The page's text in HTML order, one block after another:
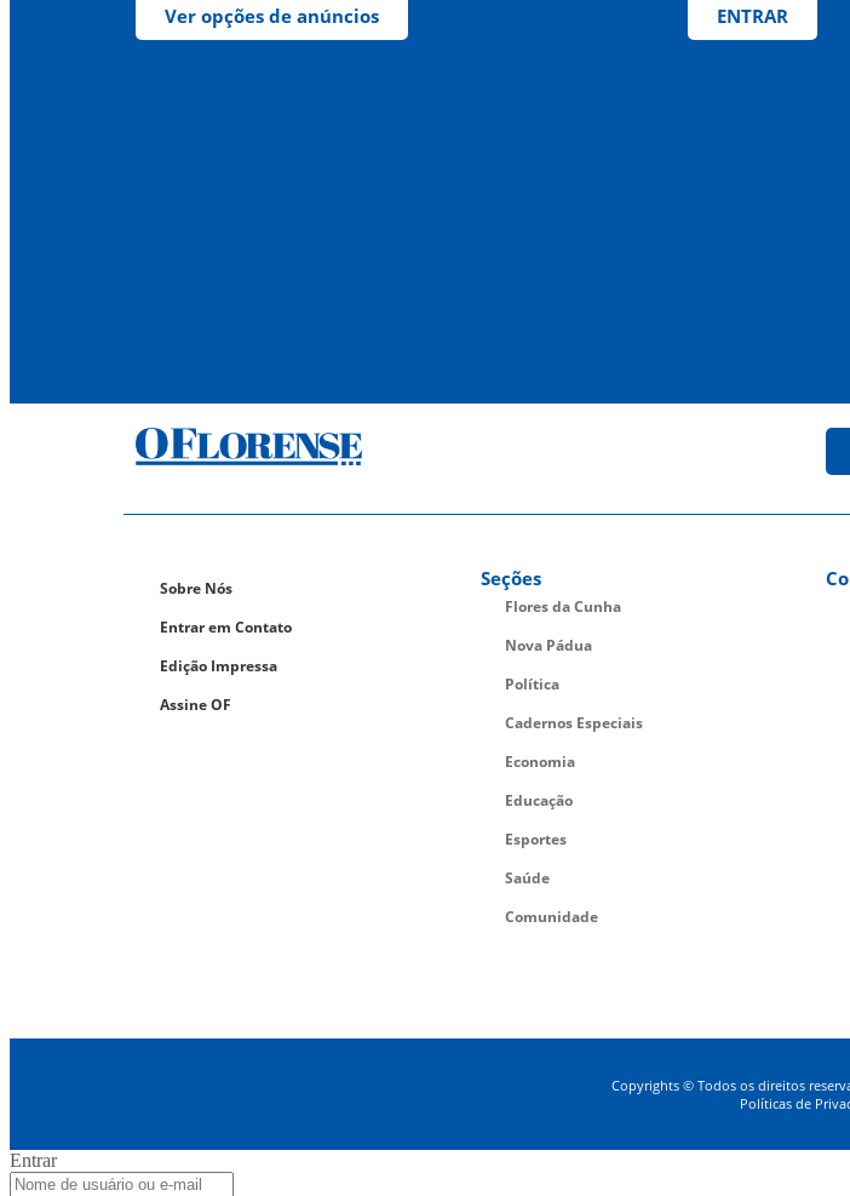
Ver opções de anúncios ENTRAR
Sobre Nós
Entrar em Contato
Edição Impressa
Assine OF
Seções
Flores da Cunha
Nova Pádua
Política
Cadernos Especiais
Economia
Educação
Esportes
Saúde
Comunidade
Copyrights © Todos os direitos
Políticas de
Entrar